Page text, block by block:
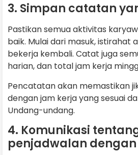
3. Simpan catatan
Pastikan semua aktivitas
baik. Mulai dari masuk, istirahat
bekerja kembali. Catat juga
harian, dan total jam kerja
Pencatatan akan memastikan
dengan jam kerja yang sesuai
Undang-undang.
4. Komunikasi
penjadwalan